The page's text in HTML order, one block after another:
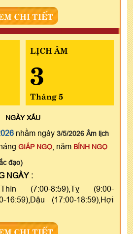
CHI TIẾT
LỊCH ÂM
3
Tháng 5
NGÀYXẤU
nhằm ngày 3/5/2026 Âm lịch
GIÁP NGỌ , năm BÍNH NGỌ
đạo)
NGÀY :
(7:00-8:59),Tỵ (9:00-
16:59),Dậu (17:00-18:59),Hợi
CHI TIẾT